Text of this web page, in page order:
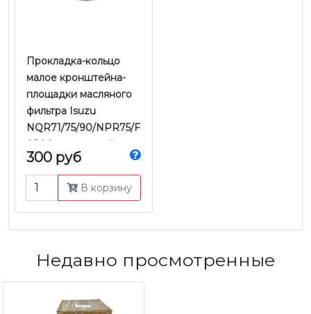
Прокладка-кольцо
малое кронштейна-
площадки масляного
фильтра Isuzu
NQR71/75/90/NPR75/F
SR90 двигателей
4HG1/4HK1 Е-2/3/4/5 |
JMC
300 руб
В корзину
Недавно просмотренные